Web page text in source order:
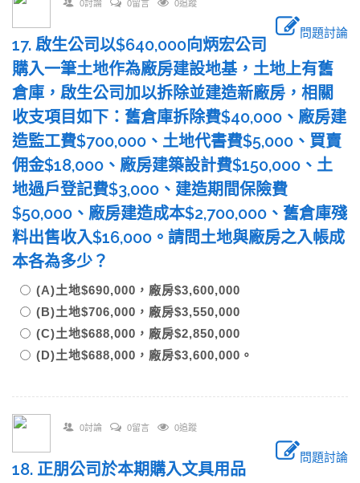
0討論 0留言 0追蹤
問題討論
17. 啟生公司以$640,000向炳宏公司
購入一筆土地作為廠房建設地基，土地上有舊
倉庫，啟生公司加以拆除並建造新廠房，相關
收支項目如下：舊倉庫拆除費$40,000、廠房建
造監工費$700,000、土地代書費$5,000、買賣
佣金$18,000、廠房建築設計費$150,000、土
地過戶登記費$3,000、建造期間保險費
$50,000、廠房建造成本$2,700,000、舊倉庫殘
料出售收入$16,000。請問土地與廠房之入帳成
本各為多少？
(A)土地$690,000，廠房$3,600,000
(B)土地$706,000，廠房$3,550,000
(C)土地$688,000，廠房$2,850,000
(D)土地$688,000，廠房$3,600,000。
0討論 0留言 0追蹤
問題討論
18. 正朋公司於本期購入文具用品